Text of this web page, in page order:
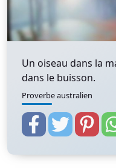
Un oiseau dans la
dans le buisson.
Proverbe australien